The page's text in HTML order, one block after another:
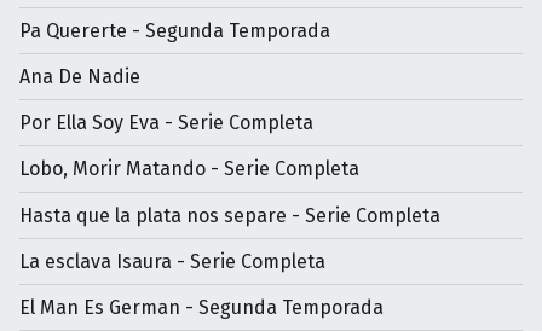
Pa Quererte - Segunda Temporada
Ana De Nadie
Por Ella Soy Eva - Serie Completa
Lobo, Morir Matando - Serie Completa
Hasta que la plata nos separe - Serie Completa
La esclava Isaura - Serie Completa
El Man Es German - Segunda Temporada